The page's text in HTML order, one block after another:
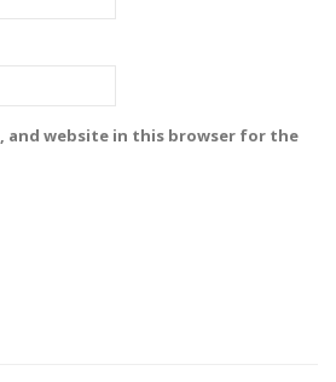
and website in this browser for the